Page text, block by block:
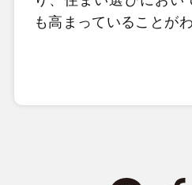
も高まっていることが